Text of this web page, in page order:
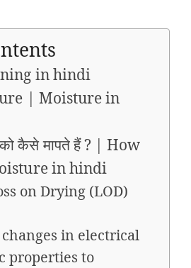
in hindi
| Moisture in
कैसे मापते हैं ? | How
in hindi
on Drying (LOD)
in electrical
properties to